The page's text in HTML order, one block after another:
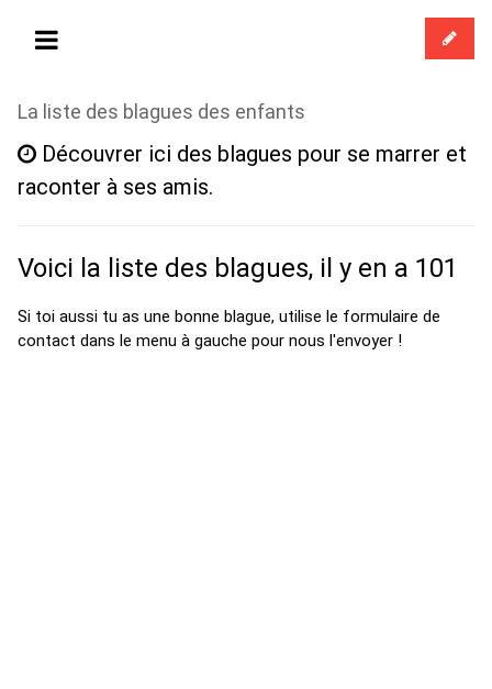
La liste des blagues des enfants
Découvrer ici des blagues pour se marrer et
raconter à ses amis.
Voici la liste des blagues, il y en a 101
Si toi aussi tu as une bonne blague, utilise le formulaire de
contact dans le menu à gauche pour nous l'envoyer !